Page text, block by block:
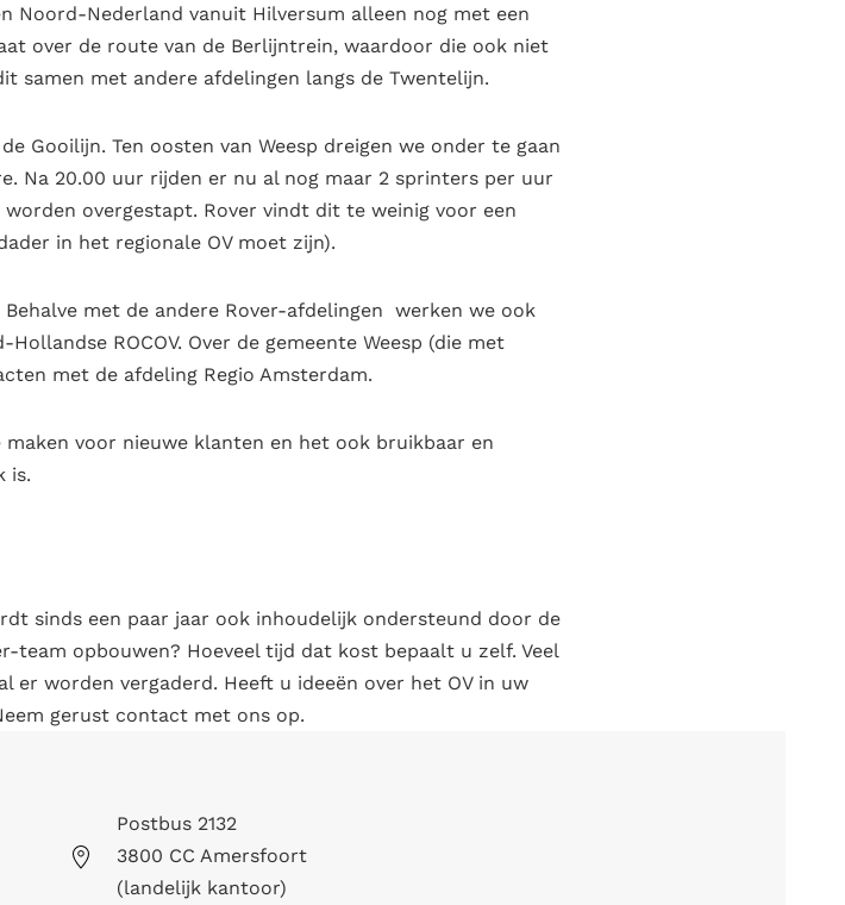
Noord-Nederland vanuit Hilversum alleen nog met een
over de route van de Berlijntrein, waardoor die ook niet
samen met andere afdelingen langs de Twentelijn.
Gooilijn. Ten oosten van Weesp dreigen we onder te gaan
Na 20.00 uur rijden er nu al nog maar 2 sprinters per uur
overgestapt. Rover vindt dit te weinig voor een
in het regionale OV moet zijn).
met de andere Rover-afdelingen werken we ook
ROCOV. Over de gemeente Weesp (die met
met de afdeling Regio Amsterdam.
voor nieuwe klanten en het ook bruikbaar en
is.
sinds een paar jaar ook inhoudelijk ondersteund door de
team opbouwen? Hoeveel tijd dat kost bepaalt u zelf. Veel
worden vergaderd. Heeft u ideeën over het OV in uw
gerust contact met ons op.
Postbus 2132
3800 CC Amersfoort
(landelijk kantoor)